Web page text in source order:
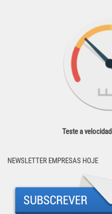
Teste a
NEWSLETTER EMPRESAS HOJE